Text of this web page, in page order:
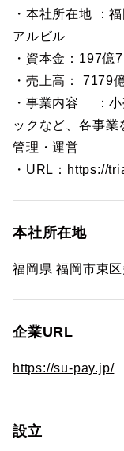
・本社所在地 ：
アルビル
・資本金：197億
・売上高： 7179
・事業内容 ：小
ックなど、各事業
管理・運営
・URL：https://
本社所在地
福岡県 福岡市東
企業URL
https://su-pay.jp/
設立